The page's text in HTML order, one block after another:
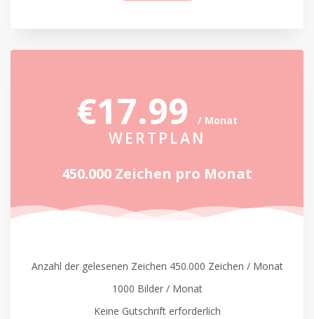
€17.99 / Monat
WERTPLAN
450.000 Zeichen pro Monat
Anzahl der gelesenen Zeichen 450.000 Zeichen / Monat
1000 Bilder / Monat
Keine Gutschrift erforderlich